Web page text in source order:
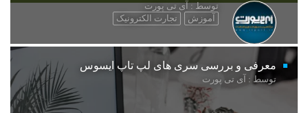
توسط : آی تی پورت
آموزش
تجارت الکترونیک
معرفی و بررسی سری های لپ تاپ ایسوس
توسط : آی تی پورت